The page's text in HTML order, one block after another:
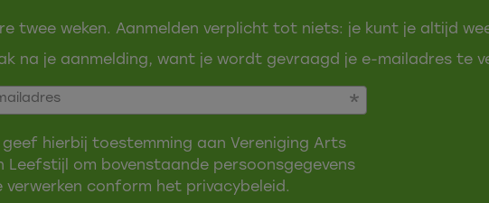
twee weken. Aanmelden verplicht tot niets: je kunt je altijd
na je aanmelding, want je wordt gevraagd je e-mailadres te
geef hierbij toestemming aan Vereniging Arts
Leefstijl om bovenstaande persoonsgegevens
verwerken conform het privacybeleid.